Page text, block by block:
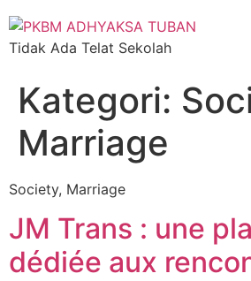
Tidak Ada Telat Sekolah
Kategori:
Marriage
Society, Marriage
JM Trans : une
dédiée aux